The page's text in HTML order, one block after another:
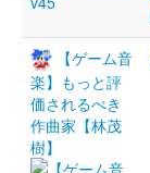
【ゲーム音
楽】もっと評
価されるべき
作曲家【林茂
樹】